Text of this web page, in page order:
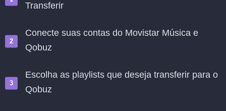
Transferir
Conecte suas contas do Movistar Música e
Qobuz
Escolha as playlists que deseja transferir para o
Qobuz